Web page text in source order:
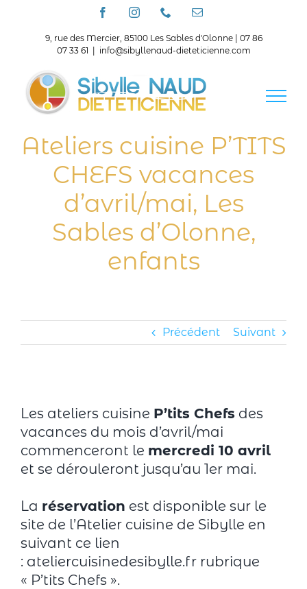
FacebookInstagramTéléphoneEmail
9, rue des Mercier, 85100 Les Sables d'Olonne | 07 86
07 33 61
info@sibyllenaud-dieteticienne.com
Ateliers cuisine P’TITS
CHEFS vacances
d’avril/mai, Les
Sables d’Olonne,
enfants
Précédent Suivant
Les ateliers cuisine P’tits Chefs des
vacances du mois d’avril/mai
commenceront le mercredi 10 avril
et se dérouleront jusqu’au 1er mai.
La réservation est disponible sur le
site de l’Atelier cuisine de Sibylle en
suivant ce lien
: ateliercuisinedesibylle.fr rubrique
« P’tits Chefs ».